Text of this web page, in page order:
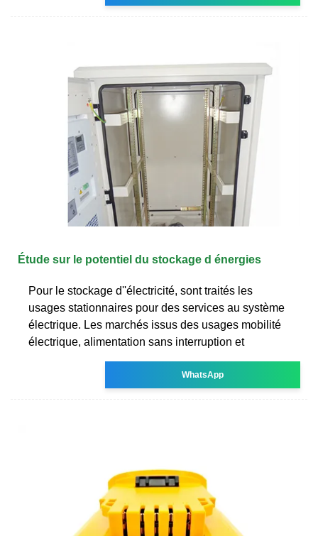
Étude sur le potentiel du stockage d énergies
Pour le stockage d''électricité, sont traités les
usages stationnaires pour des services au système
électrique. Les marchés issus des usages mobilité
électrique, alimentation sans interruption et
WhatsApp